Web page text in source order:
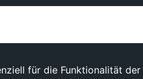
für die Funktionalität